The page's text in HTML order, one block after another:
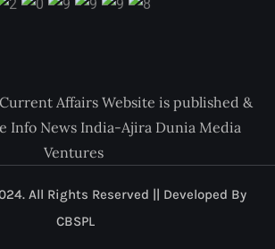
Affairs Website is published &
Info News India-Ajira Dunia Media
Ventures
All Rights Reserved || Developed By
CBSPL